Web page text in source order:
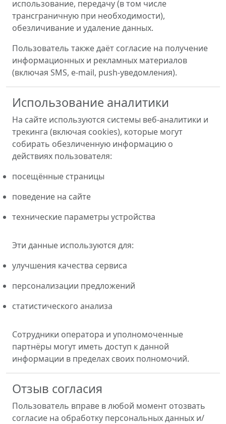
использование, передачу (в том числе
трансграничную при необходимости),
обезличивание и удаление данных.
Пользователь также даёт согласие на получение
информационных и рекламных материалов
(включая SMS, e-mail, push-уведомления).
Использование аналитики
На сайте используются системы веб-аналитики и
трекинга (включая cookies), которые могут
собирать обезличенную информацию о
действиях пользователя:
посещённые страницы
поведение на сайте
технические параметры устройства
Эти данные используются для:
улучшения качества сервиса
персонализации предложений
статистического анализа
Сотрудники оператора и уполномоченные
партнёры могут иметь доступ к данной
информации в пределах своих полномочий.
Отзыв согласия
Пользователь вправе в любой момент отозвать
согласие на обработку персональных данных и/